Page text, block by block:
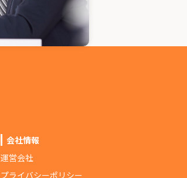
会社情報
運営会社
プライバシーポリシー